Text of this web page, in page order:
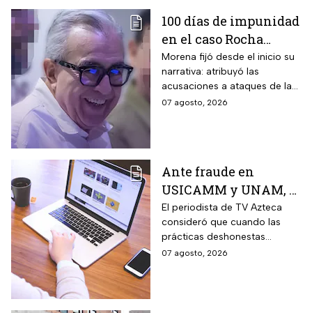
100 días de impunidad
en el caso Rocha
Moya; recuento de los
hechos
Morena fijó desde el inicio su
narrativa: atribuyó las
acusaciones a ataques de la
oposición y agencias
07 agosto, 2026
Ante fraude en
USICAMM y UNAM, el
reto es fortalecer una
cultura de la
honestidad: Otoniel
Martínez
El periodista de TV Azteca
consideró que cuando las
prácticas deshonestas
comienzas a repetirse en
07 agosto, 2026